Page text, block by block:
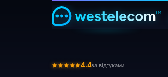
4.4за відгуками